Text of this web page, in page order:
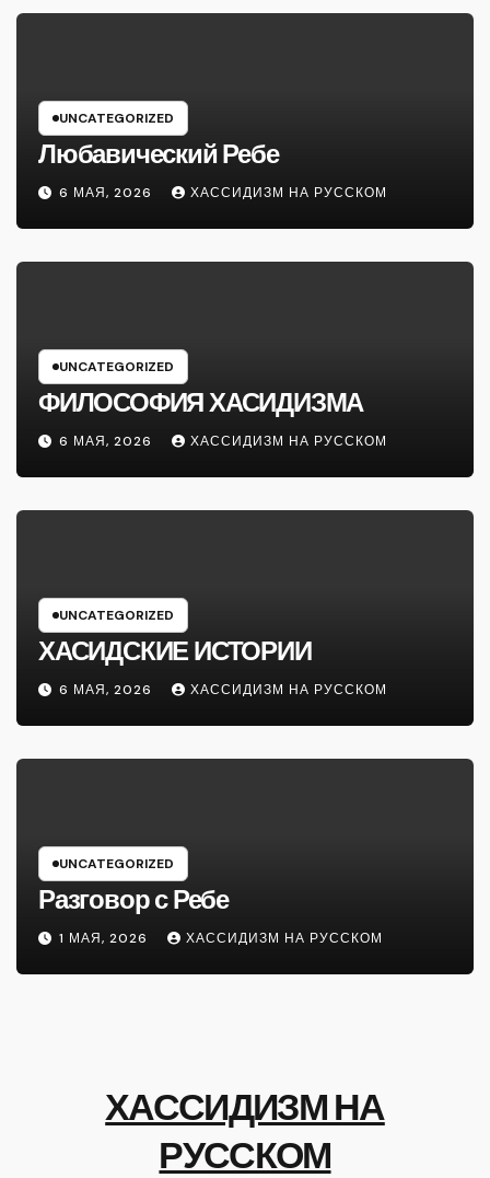
UNCATEGORIZED
Любавический Ребе
6 МАЯ, 2026 ХАССИДИЗМ НА РУССКОМ
UNCATEGORIZED
ФИЛОСОФИЯ ХАСИДИЗМА
6 МАЯ, 2026 ХАССИДИЗМ НА РУССКОМ
UNCATEGORIZED
ХАСИДСКИЕ ИСТОРИИ
6 МАЯ, 2026 ХАССИДИЗМ НА РУССКОМ
UNCATEGORIZED
Разговор с Ребе
1 МАЯ, 2026 ХАССИДИЗМ НА РУССКОМ
ХАССИДИЗМ НА
РУССКОМ